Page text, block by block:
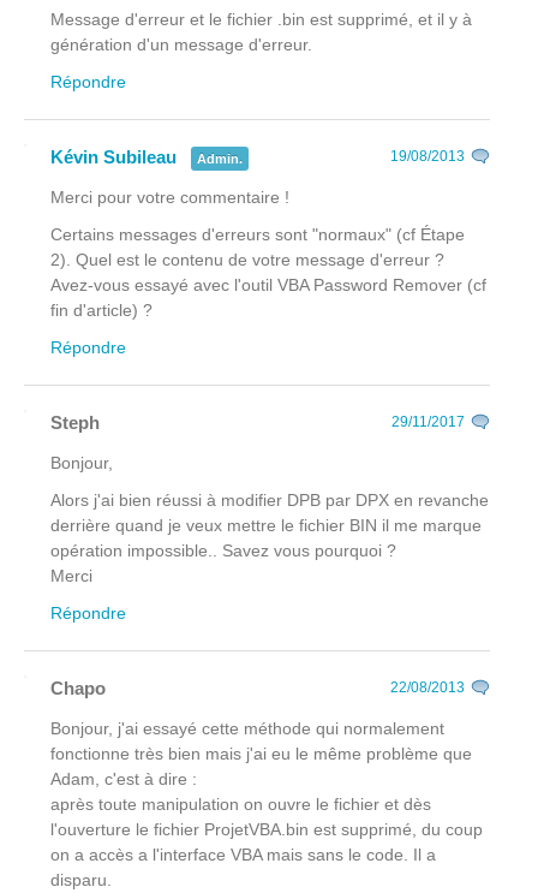
Message d'erreur et le fichier .bin est supprimé, et il y à
génération d'un message d'erreur.
Répondre
Kévin Subileau Admin. 19/08/2013
Merci pour votre commentaire !
Certains messages d'erreurs sont "normaux" (cf Étape
2). Quel est le contenu de votre message d'erreur ?
Avez-vous essayé avec l'outil VBA Password Remover (cf
fin d'article) ?
Répondre
Steph 29/11/2017
Bonjour,
Alors j'ai bien réussi à modifier DPB par DPX en revanche
derrière quand je veux mettre le fichier BIN il me marque
opération impossible.. Savez vous pourquoi ?
Merci
Répondre
Chapo 22/08/2013
Bonjour, j'ai essayé cette méthode qui normalement
fonctionne très bien mais j'ai eu le même problème que
Adam, c'est à dire :
après toute manipulation on ouvre le fichier et dès
l'ouverture le fichier ProjetVBA.bin est supprimé, du coup
on a accès a l'interface VBA mais sans le code. Il a
disparu.